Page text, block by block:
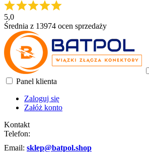
5,0
Średnia z 13974 ocen sprzedaży
Panel klienta
Zaloguj się
Załóż konto
Kontakt
Telefon:
Email: sklep@batpol.shop